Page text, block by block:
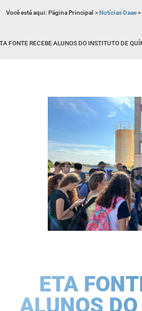
Você está aqui: Página Principal >Notícias Daae>
FONTE RECEBE ALUNOS DO INSTITUTO DE
ETA
ALUNOS